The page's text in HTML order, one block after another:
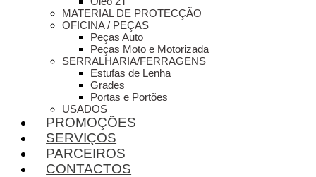
MATERIAL DE PROTECÇÃO
OFICINA / PEÇAS
Peças Auto
Peças Moto e Motorizada
SERRALHARIA/FERRAGENS
Estufas de Lenha
Grades
Portas e Portões
USADOS
PROMOÇÕES
SERVIÇOS
PARCEIROS
CONTACTOS